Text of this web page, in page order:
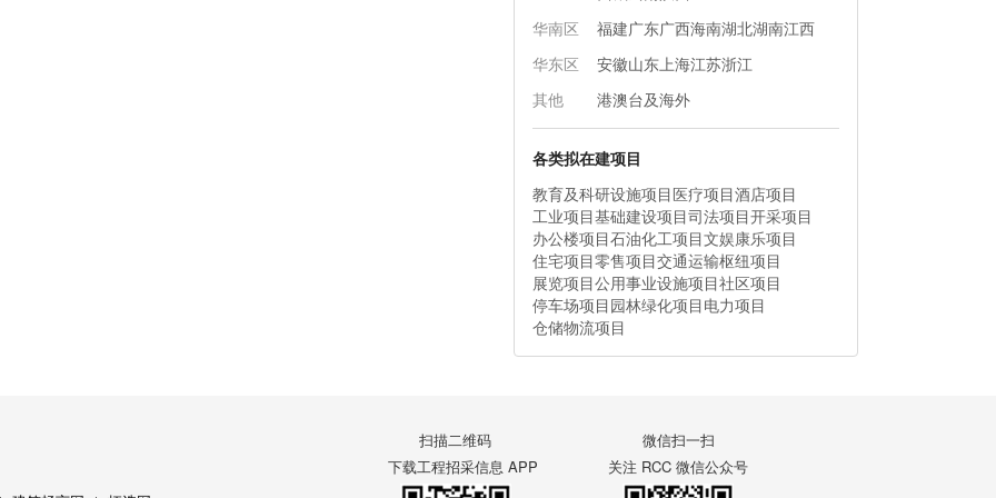
华南区
福建广东广西海南湖北湖南江西
华东区
安徽山东上海江苏浙江
其他
港澳台及海外
各类拟在建项目
教育及科研设施项目医疗项目酒店项目
工业项目基础建设项目司法项目开采项目
办公楼项目石油化工项目文娱康乐项目
住宅项目零售项目交通运输枢纽项目
展览项目公用事业设施项目社区项目
停车场项目园林绿化项目电力项目
仓储物流项目
扫描二维码
下载工程招采信息 APP
微信扫一扫
关注 RCC 微信公众号